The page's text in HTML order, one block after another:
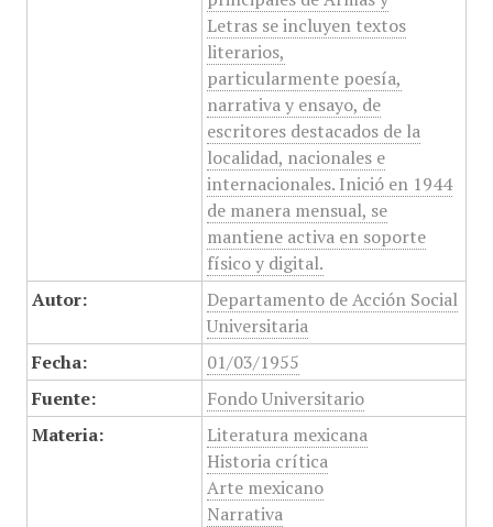
Letras se incluyen textos
literarios,
particularmente poesía,
narrativa y ensayo, de
escritores destacados de la
localidad, nacionales e
internacionales. Inició en 1944
de manera mensual, se
mantiene activa en soporte
físico y digital.
Autor:
Departamento de Acción Social
Universitaria
Fecha:
01/03/1955
Fuente:
Fondo Universitario
Materia:
Literatura mexicana
Historia crítica
Arte mexicano
Narrativa